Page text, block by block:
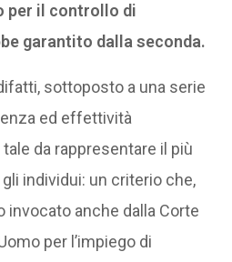
per il controllo di
garantito dalla seconda.
sottoposto a una serie
ed effettività
da rappresentare il più
individui: un criterio che,
invocato anche dalla Corte
per l’impiego di